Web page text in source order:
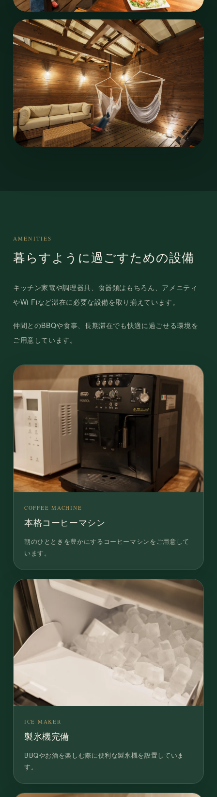
AMENITIES
暮らすように過ごすための設備
キッチン家電や調理器具、食器類はもちろん、アメニティ
やWi-Fiなど滞在に必要な設備を取り揃えています。
仲間とのBBQや食事、長期滞在でも快適に過ごせる環境を
ご用意しています。
COFFEE MACHINE
本格コーヒーマシン
朝のひとときを豊かにするコーヒーマシンをご用意して
います。
ICE MAKER
製氷機完備
BBQやお酒を楽しむ際に便利な製氷機を設置していま
す。